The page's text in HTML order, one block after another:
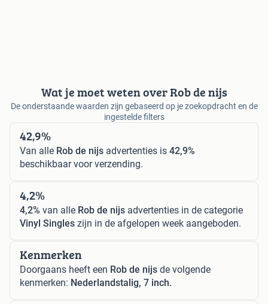
Wat je moet weten over Rob de nijs
De onderstaande waarden zijn gebaseerd op je zoekopdracht en de
ingestelde filters
42,9%
Van alle Rob de nijs advertenties is 42,9%
beschikbaar voor verzending.
4,2%
4,2% van alle Rob de nijs advertenties in de categorie
Vinyl Singles zijn in de afgelopen week aangeboden.
Kenmerken
Doorgaans heeft een Rob de nijs de volgende
kenmerken: Nederlandstalig, 7 inch.